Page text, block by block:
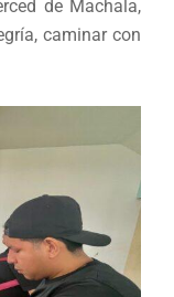
de Machala,
caminar con